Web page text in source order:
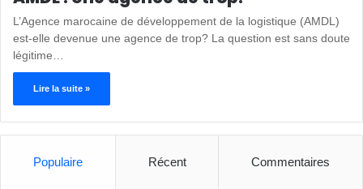
L’Agence marocaine de développement de la logistique (AMDL)
est-elle devenue une agence de trop? La question est sans doute
légitime…
Lire la suite »
Populaire Récent Commentaires